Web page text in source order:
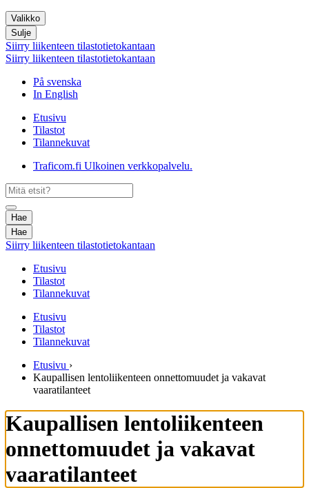
Valikko
Sulje
Siirry liikenteen tilastotietokantaan
Siirry liikenteen tilastotietokantaan
På svenska
In English
Etusivu
Tilastot
Tilannekuvat
Traficom.fi Ulkoinen verkkopalvelu.
Hae
Hae
Siirry liikenteen tilastotietokantaan
Etusivu
Tilastot
Tilannekuvat
Etusivu
Tilastot
Tilannekuvat
Etusivu ›
Kaupallisen lentoliikenteen onnettomuudet ja vakavat
vaaratilanteet
Kaupallisen lentoliikenteen
onnettomuudet ja vakavat
vaaratilanteet